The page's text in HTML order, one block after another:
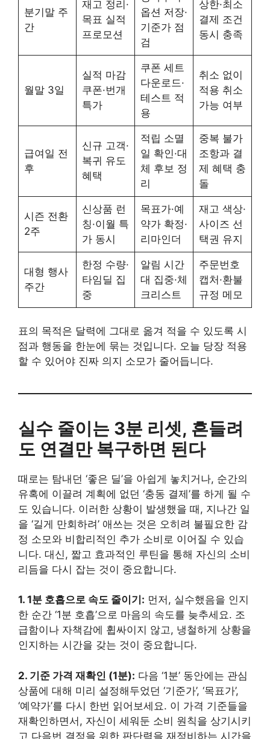
분기말 주
간
재고 정리·
목표 실적
프로모션
옵션 저장·
기준가 점
검
상한·최소
결제 조건
동시 충족
월말 3일
실적 마감
쿠폰·번개
특가
쿠폰 세트
다운로드·
테스트 적
용
취소 없이
적용 취소
가능 여부
급여일 전
후
신규 고객·
복귀 유도
혜택
적립 소멸
일 확인·대
체 후보 정
리
중복 불가
조항과 결
제 혜택 충
돌
시즌 전환
2주
신상품 런
칭·이월 특
가 동시
목표가·예
약가 확정·
리마인더
재고 색상·
사이즈 선
택권 유지
대형 행사
주간
한정 수량·
타임딜 집
중
알림 시간
대 집중·체
크리스트
주문번호
캡처·환불
규정 메모
표의 목적은 달력에 그대로 옮겨 적을 수 있도록 시
점과 행동을 한눈에 묶는 것입니다. 오늘 당장 적용
할 수 있어야 진짜 의지 소모가 줄어듭니다.
실수 줄이는 3분 리셋, 흔들려
도 연결만 복구하면 된다
때로는 탐내던 ‘좋은 딜’을 아쉽게 놓치거나, 순간의
유혹에 이끌려 계획에 없던 ‘충동 결제’를 하게 될 수
도 있습니다. 이러한 상황이 발생했을 때, 지나간 일
을 ‘길게 만회하려’ 애쓰는 것은 오히려 불필요한 감
정 소모와 비합리적인 추가 소비로 이어질 수 있습
니다. 대신, 짧고 효과적인 루틴을 통해 자신의 소비
리듬을 다시 잡는 것이 중요합니다.
1. 1분 호흡으로 속도 줄이기: 먼저, 실수했음을 인지
한 순간 ‘1분 호흡’으로 마음의 속도를 늦추세요. 조
급함이나 자책감에 휩싸이지 않고, 냉철하게 상황을
인지하는 시간을 갖는 것이 중요합니다.
2. 기준 가격 재확인 (1분): 다음 ‘1분’ 동안에는 관심
상품에 대해 미리 설정해두었던 ‘기준가’, ‘목표가’,
‘예약가’를 다시 한번 읽어보세요. 이 가격 기준들을
재확인하면서, 자신이 세워둔 소비 원칙을 상기시키
고 다음번 결정을 위한 판단력을 재정비하는 시간을